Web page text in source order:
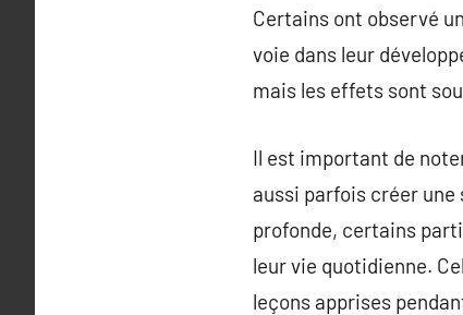
Certains ont observé
voie dans leur
mais les effets sont
Il est important de
aussi parfois créer
profonde, certains
leur vie quotidienne.
leçons apprises